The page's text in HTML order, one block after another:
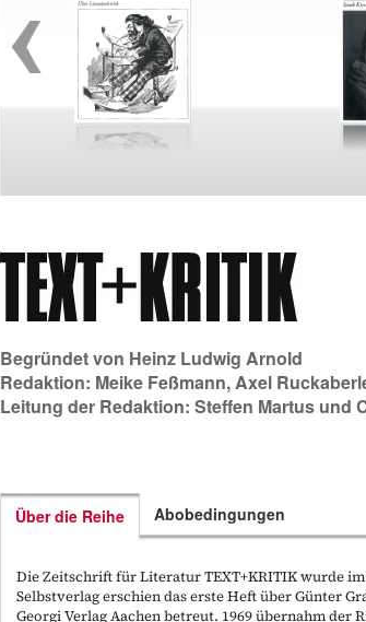
Begründet von Heinz Ludwig Arnold
Redaktion: Meike Feßmann,Axel
Leitung der Redaktion: Steffen Martus und
Über die Reihe
Die Zeitschrift für Literatur TEXT+KRITIK wurde
Selbstverlag erschien das erste Heft über Günter
Georgi Verlag Aachen betreut. 1969 übernahm
Abobedingungen